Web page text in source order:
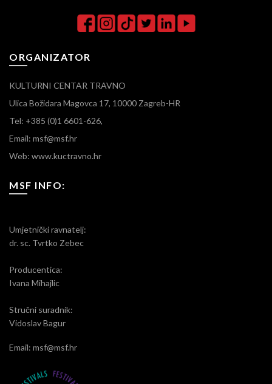
ORGANIZATOR
KULTURNI CENTAR TRAVNO
Ulica Božidara Magovca 17, 10000 Zagreb-HR
Tel: +385 (0)1 6601-626,
Email: msf@msf.hr
Web: www.kuctravno.hr
MSF INFO:
Umjetnički ravnatelj:
dr. sc. Tvrtko Zebec
Producentica:
Ivana Mihajlic
Stručni suradnik:
Vidoslav Bagur
Email: msf@msf.hr